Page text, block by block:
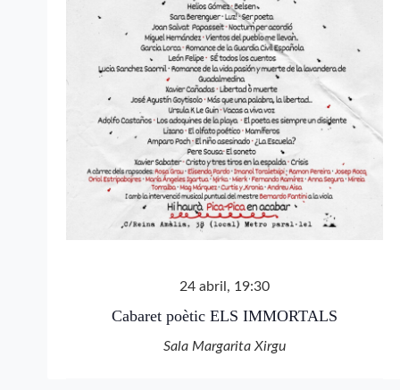
24 abril, 19:30
Cabaret poètic ELS IMMORTALS
Sala Margarita Xirgu